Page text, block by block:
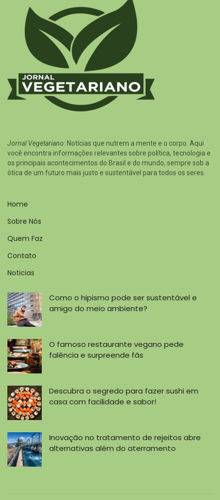
Jornal Vegetariano: Notícias que nutrem a mente e o corpo. Aqui
você encontra informações relevantes sobre política, tecnologia e
os principais acontecimentos do Brasil e do mundo, sempre sob a
ótica de um futuro mais justo e sustentável para todos os seres.
Home
Sobre Nós
Quem Faz
Contato
Noticias
Como o hipismo pode ser sustentável e
amigo do meio ambiente?
O famoso restaurante vegano pede
falência e surpreende fãs
Descubra o segredo para fazer sushi em
casa com facilidade e sabor!
Inovação no tratamento de rejeitos abre
alternativas além do aterramento